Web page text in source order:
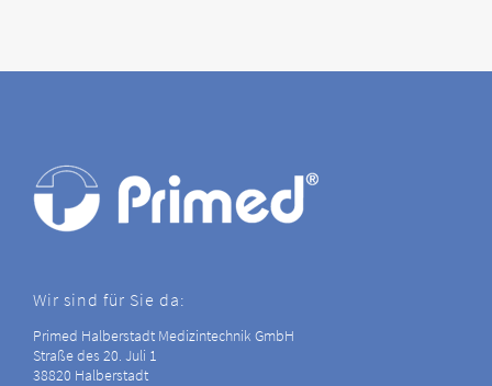
Wir sind für Sie da:
Primed Halberstadt Medizintechnik GmbH
Straße des 20. Juli 1
38820 Halberstadt